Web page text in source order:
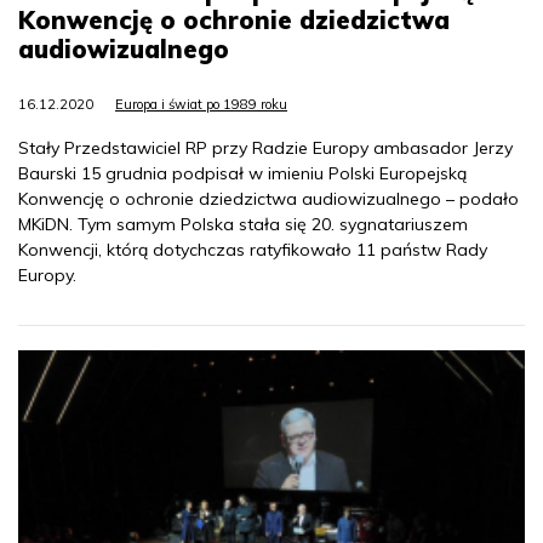
Konwencję o ochronie dziedzictwa
audiowizualnego
16.12.2020 Europa i świat po 1989 roku
Stały Przedstawiciel RP przy Radzie Europy ambasador Jerzy
Baurski 15 grudnia podpisał w imieniu Polski Europejską
Konwencję o ochronie dziedzictwa audiowizualnego – podało
MKiDN. Tym samym Polska stała się 20. sygnatariuszem
Konwencji, którą dotychczas ratyfikowało 11 państw Rady
Europy.